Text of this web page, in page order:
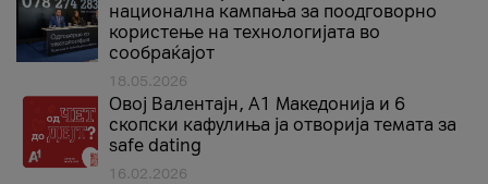
национална кампања за поодговорно
користење на технологијата во
сообраќајот
18.05.2026
Овој Валентајн, A1 Македонија и 6
скопски кафулиња ја отворија темата за
safe dating
16.02.2026